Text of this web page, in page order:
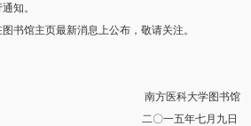
知。
馆主页最新消息上公布，敬请关注。
南方医科大学图书馆
二〇一五年七月九日